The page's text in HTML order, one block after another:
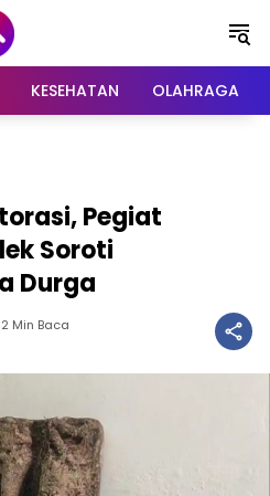
KESEHATAN OLAHRAGA
Pegiat
Soroti
Durga
2 Min Baca